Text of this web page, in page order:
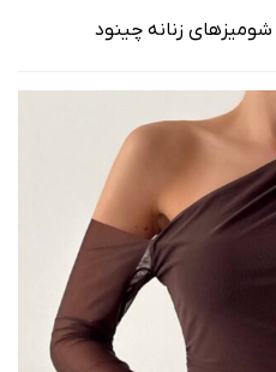
شومیزهای زنانه چینود